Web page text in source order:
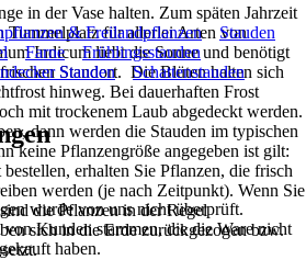
in der Vase halten. Zum späten Jahrzeit
Tummelplatz für allerlei Arten von
Indicum liebt die Sonne und benötigt
Standort. Die Blüten halten sich
hinweg. Bei dauerhaften Frost
mit trockenem Laub abgedeckt werden.
dann werden die Stauden im typischen
keine Pflanzengröße angegeben ist gilt:
erhalten Sie Pflanzen, die frisch
werden (je nach Zeitpunkt). Wenn Sie
die Pflanzen in der Regel
sich in die Erde zurückgezogen bzw.
& Freilandpflanzen
Stauden
Farne
Frühlingsstauden
Stauden
Schattenstauden
wurde von uns nicht überprüft.
Kunden stammen, die die Ware nicht
haben.